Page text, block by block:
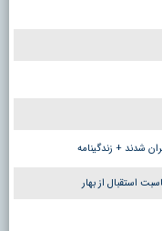
شدند + زندگینامه
استقبال از بهار